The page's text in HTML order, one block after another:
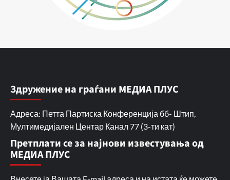
Здружение на граѓани МЕДИА ПЛУС
Адреса: Петта Партиска Конференција бб- Штип,
Мултимедијален Центар Канал 77 (3-ти кат)
Претплати се за најнови известувања од
МЕДИА ПЛУС